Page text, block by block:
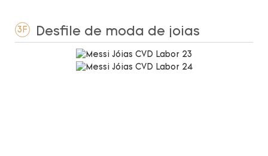
3F Desfile de moda de joias